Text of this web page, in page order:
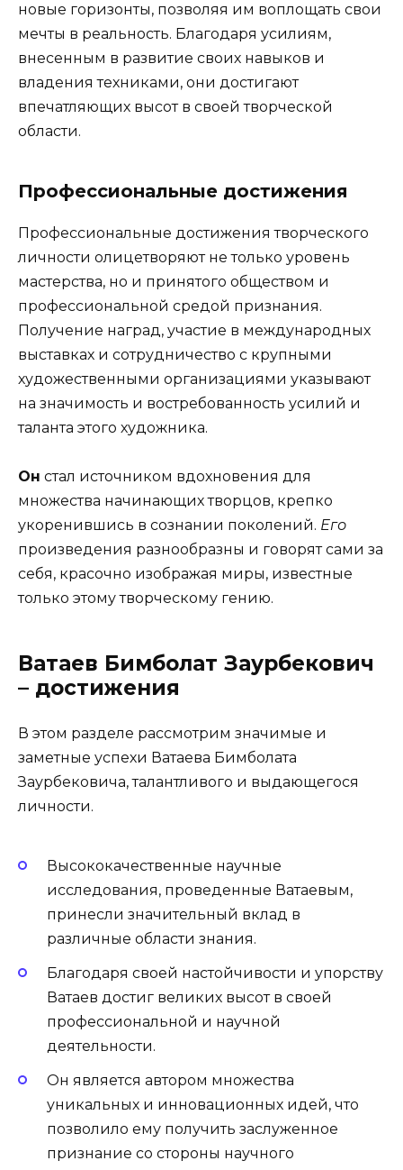
новые горизонты, позволяя им воплощать свои
мечты в реальность. Благодаря усилиям,
внесенным в развитие своих навыков и
владения техниками, они достигают
впечатляющих высот в своей творческой
области.
Профессиональные достижения
Профессиональные достижения творческого
личности олицетворяют не только уровень
мастерства, но и принятого обществом и
профессиональной средой признания.
Получение наград, участие в международных
выставках и сотрудничество с крупными
художественными организациями указывают
на значимость и востребованность усилий и
таланта этого художника.
Он стал источником вдохновения для
множества начинающих творцов, крепко
укоренившись в сознании поколений. Его
произведения разнообразны и говорят сами за
себя, красочно изображая миры, известные
только этому творческому гению.
Ватаев Бимболат Заурбекович
– достижения
В этом разделе рассмотрим значимые и
заметные успехи Ватаева Бимболата
Заурбековича, талантливого и выдающегося
личности.
Высококачественные научные
исследования, проведенные Ватаевым,
принесли значительный вклад в
различные области знания.
Благодаря своей настойчивости и упорству
Ватаев достиг великих высот в своей
профессиональной и научной
деятельности.
Он является автором множества
уникальных и инновационных идей, что
позволило ему получить заслуженное
признание со стороны научного